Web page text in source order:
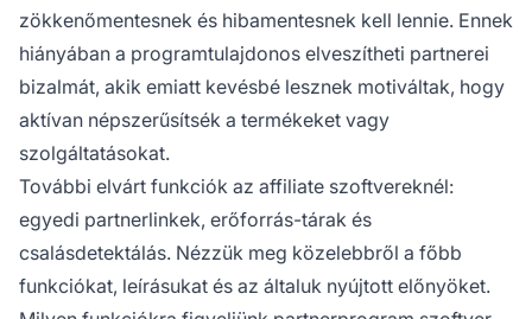
zökkenőmentesnek és hibamentesnek kell lennie. Ennek
hiányában a programtulajdonos elveszítheti partnerei
bizalmát, akik emiatt kevésbé lesznek motiváltak, hogy
aktívan népszerűsítsék a termékeket vagy
szolgáltatásokat.
További elvárt funkciók az affiliate szoftvereknél:
egyedi partnerlinkek, erőforrás-tárak és
csalásdetektálás. Nézzük meg közelebbről a főbb
funkciókat, leírásukat és az általuk nyújtott előnyöket.